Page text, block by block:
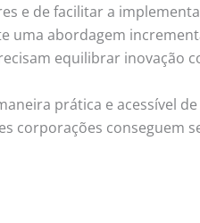
e de facilitar a
abordagem
equilibrar inovação
prática e acessível
corporações conseguem